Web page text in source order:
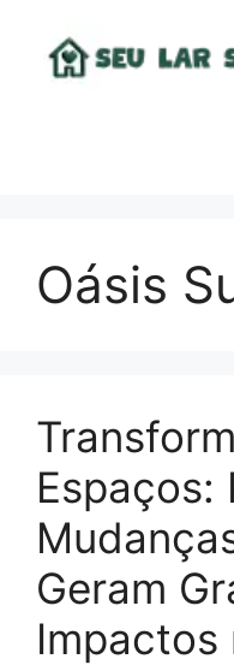
Oásis
Espaços:
Geram
Impactos